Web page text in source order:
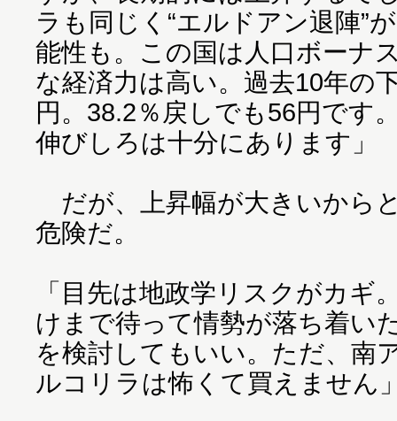
ラも同じく“エルドアン退陣”
能性も。この国は人口ボーナ
な経済力は高い。過去10年の
円。38.2％戻しでも56円です
伸びしろは十分にあります」
だが、上昇幅が大きいから
危険だ。
「目先は地政学リスクがカギ
けまで待って情勢が落ち着い
を検討してもいい。ただ、南
ルコリラは怖くて買えません